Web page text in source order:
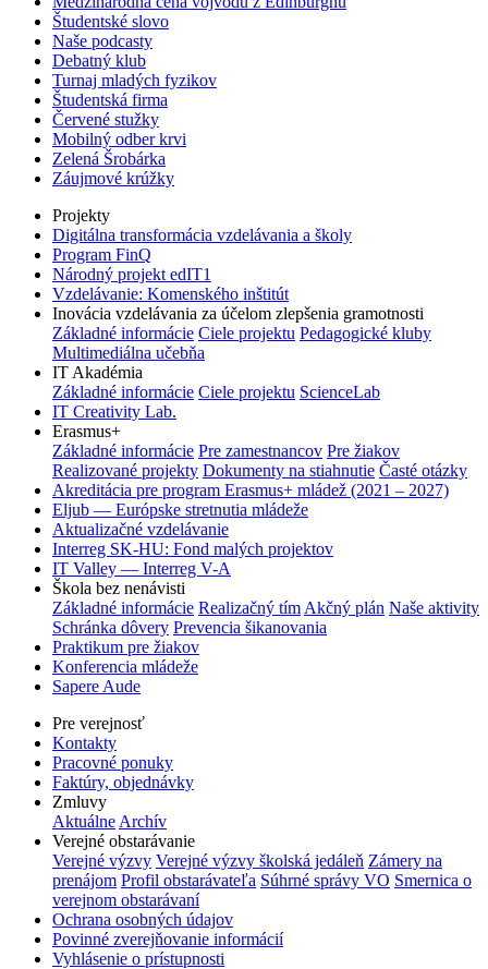
Študentské slovo
Naše podcasty
Debatný klub
Turnaj mladých fyzikov
Študentská firma
Červené stužky
Mobilný odber krvi
Zelená Šrobárka
Záujmové krúžky
Projekty
Digitálna transformácia vzdelávania a školy
Program FinQ
Národný projekt edIT1
Vzdelávanie: Komenského inštitút
Inovácia vzdelávania za účelom zlepšenia gramotnosti
Základné informácie Ciele projektu Pedagogické kluby
Multimediálna učebňa
IT Akadémia
Základné informácie Ciele projektu ScienceLab
IT Creativity Lab.
Erasmus+
Základné informácie Pre zamestnancov Pre žiakov
Realizované projekty Dokumenty na stiahnutie Časté otázky
Akreditácia pre program Erasmus+ mládež (2021 – 2027)
Eljub — Európske stretnutia mládeže
Aktualizačné vzdelávanie
Interreg SK-HU: Fond malých projektov
IT Valley — Interreg V-A
Škola bez nenávisti
Základné informácie Realizačný tím Akčný plán Naše aktivity
Schránka dôvery Prevencia šikanovania
Praktikum pre žiakov
Konferencia mládeže
Sapere Aude
Pre verejnosť
Kontakty
Pracovné ponuky
Faktúry, objednávky
Zmluvy
Aktuálne Archív
Verejné obstarávanie
Verejné výzvy Verejné výzvy školská jedáleň Zámery na
prenájom Profil obstarávateľa Súhrné správy VO Smernica o
verejnom obstarávaní
Ochrana osobných údajov
Povinné zverejňovanie informácií
Vyhlásenie o prístupnosti